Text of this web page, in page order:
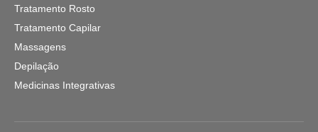
Tratamento Rosto
Tratamento Capilar
Massagens
Depilação
Medicinas Integrativas